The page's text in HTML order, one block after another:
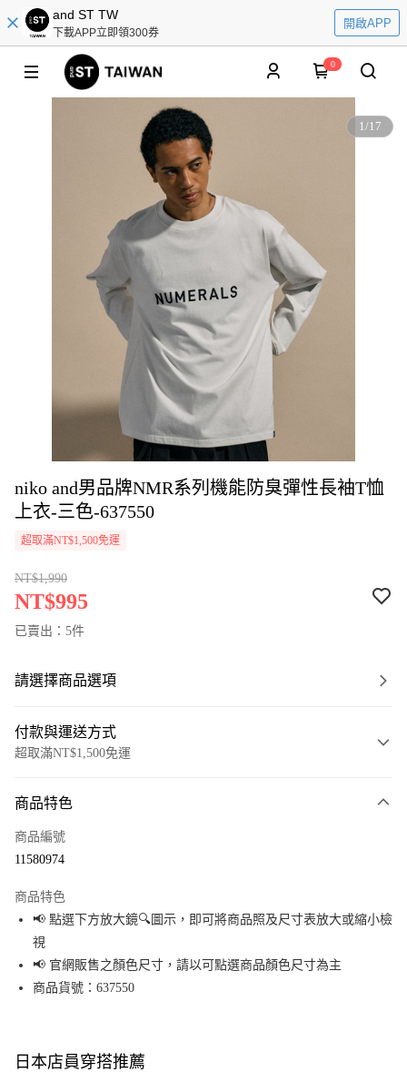
and ST TW
下載APP立即領300券
開啟APP
0
1/17
niko and男品牌NMR系列機能防臭彈性長袖T恤
上衣-三色-637550
超取滿NT$1,500免運
NT$1,990
NT$995
已賣出：5件
請選擇商品選項
付款與運送方式
超取滿NT$1,500免運
信用卡一次付款
Apple Pay
街口支付
悠遊付
全盈+PAY
商品特色
商品編號
11580974
商品特色
📢 點選下方放大鏡🔍圖示，即可將商品照及尺寸表放大或縮小檢
視
📢 官網販售之顏色尺寸，請以可點選商品顏色尺寸為主
商品貨號：637550
日本店員穿搭推薦